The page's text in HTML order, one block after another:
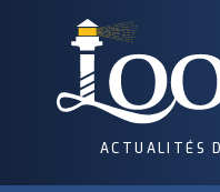
ACTUALITÉS